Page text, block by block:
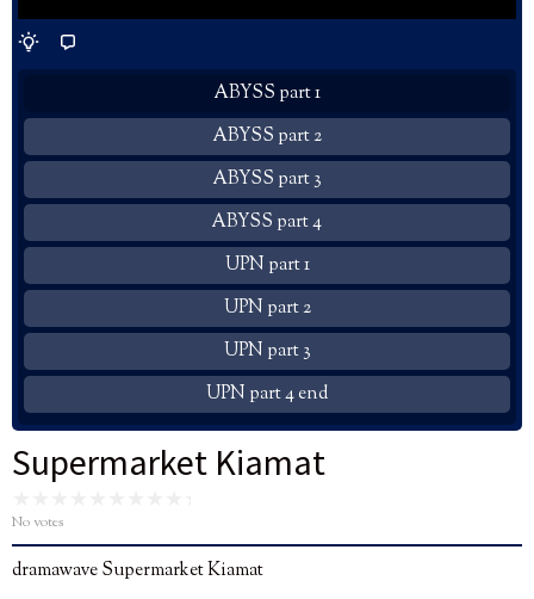
ABYSS part 1
ABYSS part 2
ABYSS part 3
ABYSS part 4
UPN part 1
UPN part 2
UPN part 3
UPN part 4 end
Supermarket Kiamat
No votes
dramawave Supermarket Kiamat